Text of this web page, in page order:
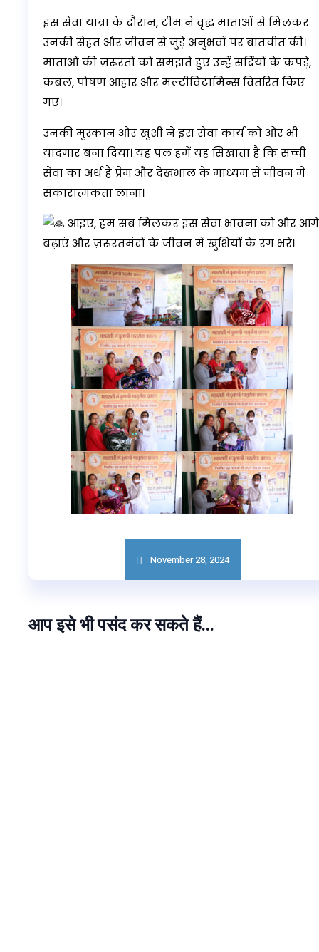
इस सेवा यात्रा के दौरान, टीम ने वृद्ध माताओं से मिलकर
उनकी सेहत और जीवन से जुड़े अनुभवों पर बातचीत की।
माताओं की ज़रूरतों को समझते हुए उन्हें सर्दियों के कपड़े,
कंबल, पोषण आहार और मल्टीविटामिन्स वितरित किए
गए।
उनकी मुस्कान और खुशी ने इस सेवा कार्य कोऔर भी
यादगार बना दिया। यह पल हमें यह सिखाता है कि सच्ची
सेवा का अर्थ है प्रेम और देखभाल के माध्यम से जीवन में
सकारात्मकता लाना।
आइए, हम सब मिलकर इस सेवा भावना को और आगे
बढ़ाएं और ज़रूरतमंदों के जीवन में खुशियों के रंग भरें।
November 28, 2024
आप इसे भी पसंद कर सकते हैं...